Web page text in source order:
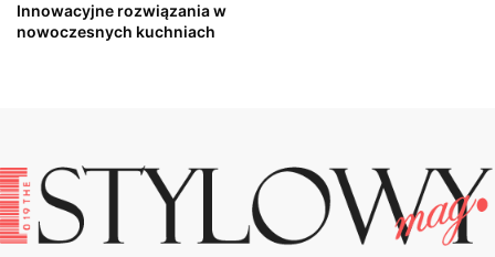
Innowacyjne rozwiązania w
nowoczesnych kuchniach